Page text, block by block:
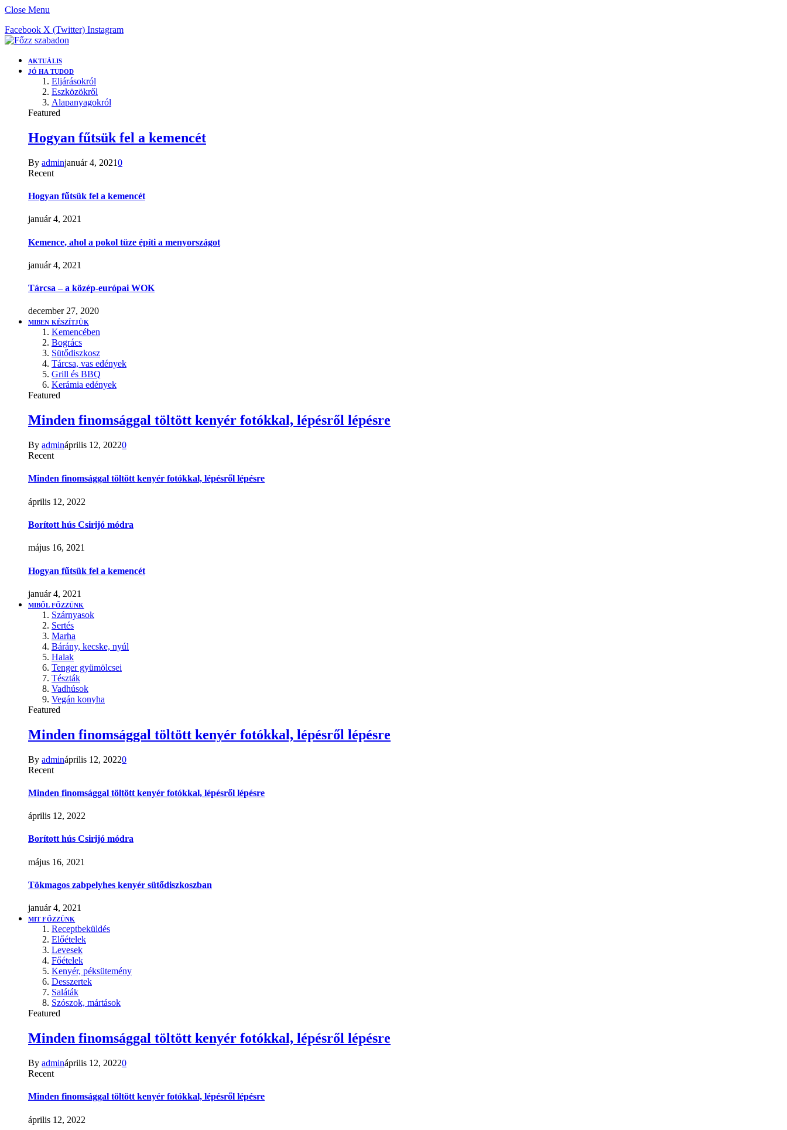
Close Menu
Facebook X (Twitter) Instagram
AKTUÁLIS
JÓ HA TUDOD
Eljárásokról
Eszközökről
Alapanyagokról
Featured
Hogyan fűtsük fel a kemencét
By adminjanuár 4, 20210
Recent
Hogyan fűtsük fel a kemencét
január 4, 2021
Kemence, ahol a pokol tüze építi a menyországot
január 4, 2021
Tárcsa – a közép-európai WOK
december 27, 2020
MIBEN KÉSZÍTJÜK
Kemencében
Bogrács
Sütődiszkosz
Tárcsa, vas edények
Grill és BBQ
Kerámia edények
Featured
Minden finomsággal töltött kenyér fotókkal, lépésről lépésre
By admináprilis 12, 20220
Recent
Minden finomsággal töltött kenyér fotókkal, lépésről lépésre
április 12, 2022
Borított hús Csirijó módra
május 16, 2021
Hogyan fűtsük fel a kemencét
január 4, 2021
MIBŐL FŐZZÜNK
Szárnyasok
Sertés
Marha
Bárány, kecske, nyúl
Halak
Tenger gyümölcsei
Tészták
Vadhúsok
Vegán konyha
Featured
Minden finomsággal töltött kenyér fotókkal, lépésről lépésre
By admináprilis 12, 20220
Recent
Minden finomsággal töltött kenyér fotókkal, lépésről lépésre
április 12, 2022
Borított hús Csirijó módra
május 16, 2021
Tökmagos zabpelyhes kenyér sütődiszkoszban
január 4, 2021
MIT FŐZZÜNK
Receptbeküldés
Előételek
Levesek
Főételek
Kenyér, péksütemény
Desszertek
Saláták
Szószok, mártások
Featured
Minden finomsággal töltött kenyér fotókkal, lépésről lépésre
By admináprilis 12, 20220
Recent
Minden finomsággal töltött kenyér fotókkal, lépésről lépésre
április 12, 2022